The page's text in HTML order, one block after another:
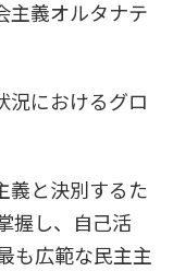
主義オルタナテ
況におけるグロ
義と決別するた
握し、自己活
も広範な民主主